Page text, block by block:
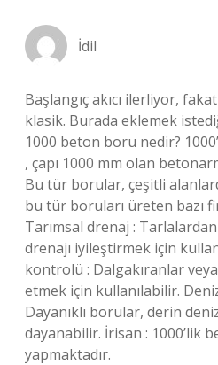
İdil
Başlangıç akıcı ilerliyor,
klasik. Burada eklemek
1000 beton boru nedir?
, çapı 1000 mm olan
Bu tür borular, çeşitli
bu tür boruları üreten bazı
Tarımsal drenaj :
drenajı iyileştirmek için
kontrolü : Dalgakıranlar
etmek için kullanılabilir.
Dayanıklı borular, derin
dayanabilir. İrisan : 1000’lik
yapmaktadır.